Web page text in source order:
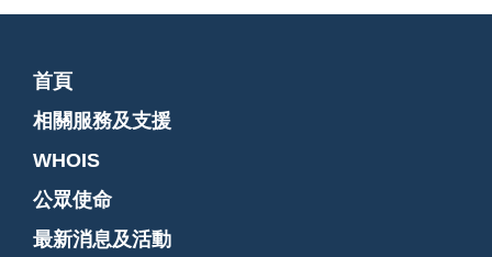
首頁
相關服務及支援
WHOIS
公眾使命
最新消息及活動